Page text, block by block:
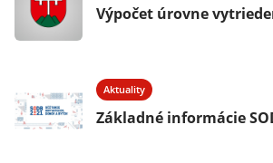
Výpočet úrovne
Aktuality
Základné informácie